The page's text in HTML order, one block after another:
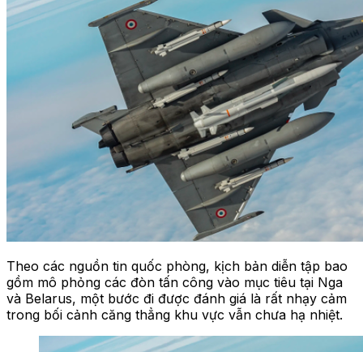
Theo các nguồn tin quốc phòng, kịch bản diễn tập bao
gồm mô phỏng các đòn tấn công vào mục tiêu tại Nga
và Belarus, một bước đi được đánh giá là rất nhạy cảm
trong bối cảnh căng thẳng khu vực vẫn chưa hạ nhiệt.